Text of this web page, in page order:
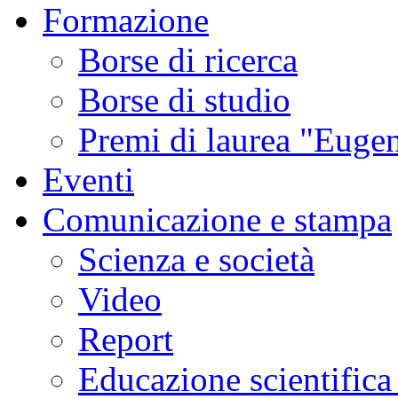
Formazione
Borse di ricerca
Borse di studio
Premi di laurea
Eventi
Comunicazione e stampa
Scienza e società
Video
Report
Educazione